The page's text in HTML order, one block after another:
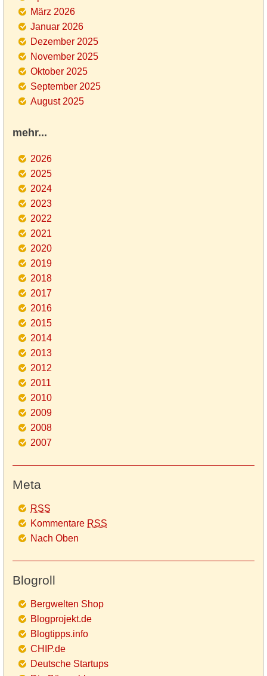
März 2026
Januar 2026
Dezember 2025
November 2025
Oktober 2025
September 2025
August 2025
mehr...
2026
2025
2024
2023
2022
2021
2020
2019
2018
2017
2016
2015
2014
2013
2012
2011
2010
2009
2008
2007
Meta
RSS
Kommentare RSS
Nach Oben
Blogroll
Bergwelten Shop
Blogprojekt.de
Blogtipps.info
CHIP.de
Deutsche Startups